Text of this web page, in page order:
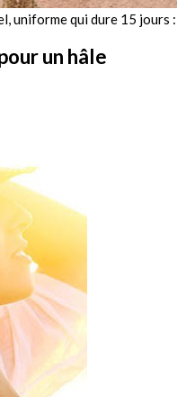
uniforme qui dure 15 jours :
un hâle